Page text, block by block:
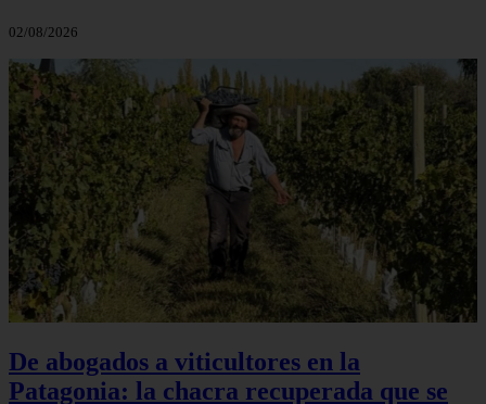
02/08/2026
De abogados a viticultores en la
Patagonia: la chacra recuperada que se